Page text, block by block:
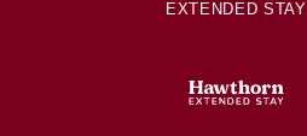
EXTENDED STAY